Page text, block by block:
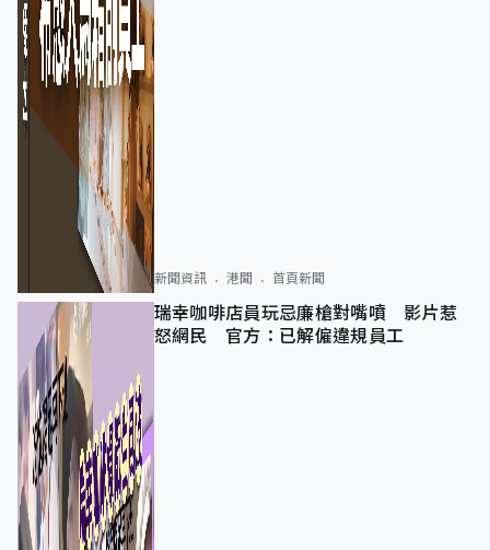
新聞資訊 港聞 首頁新聞
瑞幸咖啡店員玩忌廉槍對嘴噴 影片惹
怒網民 官方：已解僱違規員工